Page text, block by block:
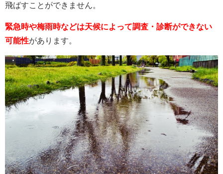
飛ばすことができません。
緊急時や梅雨時などは天候によって調査・診断ができない
可能性があります。